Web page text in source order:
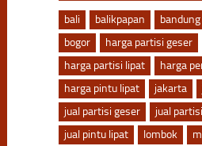
bali balikpapan bandung
bogor
harga partisi geser
harga partisi lipat
harga
harga pintu lipat
jakarta
jual partisi geser
jual
jual pintu lipat
lombok